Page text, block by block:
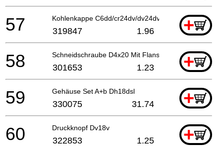
Kohlenkappe C6dd/cr24dv/dv24dv/cg18dal/ Cg18dl
+
57 319847 1.96
Schneidschraube D4x20 Mit Flansch (schwarz), C8fs
+
58 301653 1.23
Gehäuse Set A+b Dh18dsl +
59 330075 31.74
Druckknopf Dv18v +
60 322853 1.25